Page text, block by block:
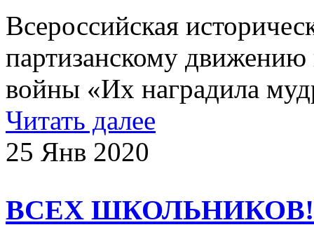
Всероссийская
партизанскому
войны «Их наградила
Читать далее
25 Янв 2020
ВСЕХ ШКОЛЬНИКОВ!